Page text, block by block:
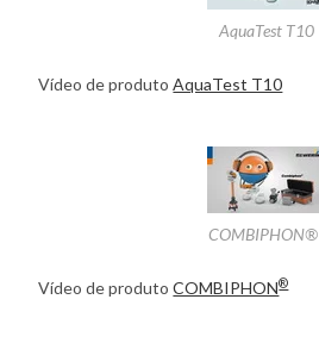
AquaTest T10
Vídeo de produtoAquaTest T10
COMBIPHON®
Vídeo de produtoCOMBIPHON®